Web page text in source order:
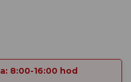
8:00-16:00 hod